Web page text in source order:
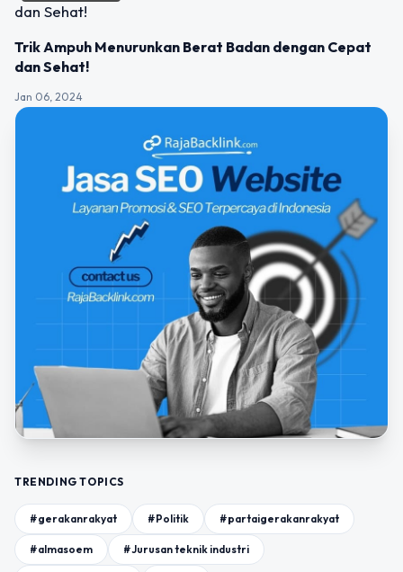
Trik Ampuh Menurunkan Berat Badan dengan Cepat
dan Sehat!
Jan 06, 2024
TRENDING TOPICS
#gerakanrakyat #Politik #partaigerakanrakyat
#almasoem #Jurusan teknik industri